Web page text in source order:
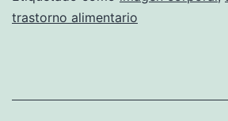
trastorno alimentario